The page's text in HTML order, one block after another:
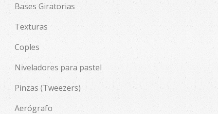
Bases Giratorias
Texturas
Coples
Niveladores para pastel
Pinzas (Tweezers)
Aerógrafo